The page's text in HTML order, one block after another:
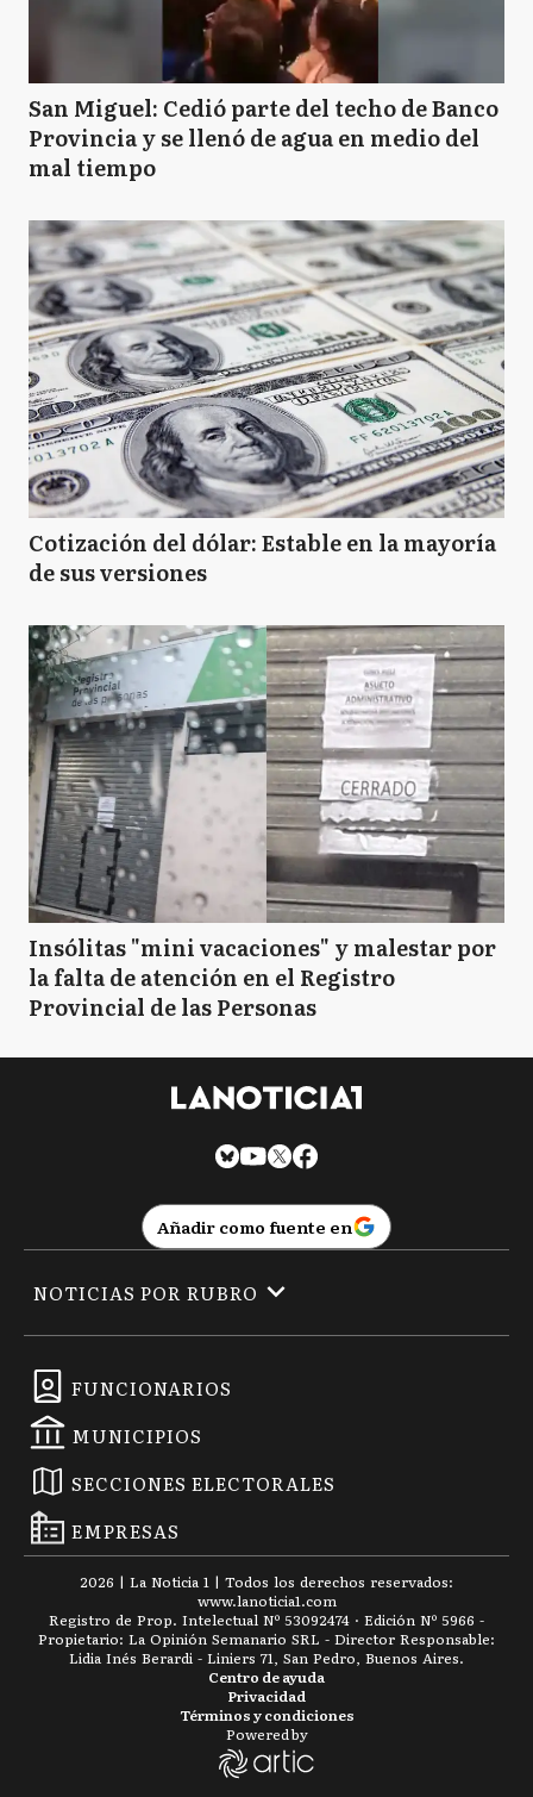
San Miguel: Cedió parte del techo de Banco
Provincia y se llenó de agua en medio del
mal tiempo
Cotización del dólar: Estable en la mayoría
de sus versiones
Insólitas "mini vacaciones" y malestar por
la falta de atención en el Registro
Provincial de las Personas
Añadir como fuente en
FUNCIONARIOS
MUNICIPIOS
SECCIONES ELECTORALES
EMPRESAS
NOTICIAS POR RUBRO
2026 | La Noticia 1 | Todos los derechos reservados:
www.lanoticia1.com
Registro de Prop. Intelectual Nº 53092474 · Edición Nº 5966 -
Propietario: La Opinión Semanario SRL - Director Responsable:
Lidia Inés Berardi - Liniers 71, San Pedro, Buenos Aires.
Términos y condiciones
Privacidad
Centro de ayuda
Powered by